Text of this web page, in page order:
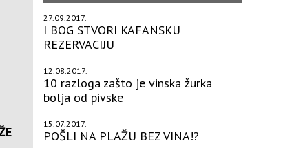
27.09.2017.
I BOG STVORI KAFANSKU
REZERVACIJU
12.08.2017.
10 razloga zašto je vinska žurka
bolja od pivske
15.07.2017.
POŠLI NA PLAŽU BEZ VINA!?